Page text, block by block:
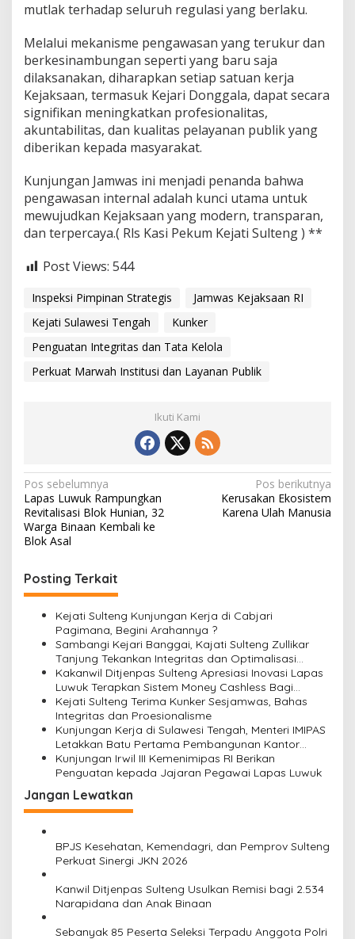
mutlak terhadap seluruh regulasi yang berlaku.
Melalui mekanisme pengawasan yang terukur dan
berkesinambungan seperti yang baru saja
dilaksanakan, diharapkan setiap satuan kerja
Kejaksaan, termasuk Kejari Donggala, dapat secara
signifikan meningkatkan profesionalitas,
akuntabilitas, dan kualitas pelayanan publik yang
diberikan kepada masyarakat.
Kunjungan Jamwas ini menjadi penanda bahwa
pengawasan internal adalah kunci utama untuk
mewujudkan Kejaksaan yang modern, transparan,
dan terpercaya.( Rls Kasi Pekum Kejati Sulteng ) **
Post Views: 544
Inspeksi Pimpinan Strategis
Jamwas Kejaksaan RI
Kejati Sulawesi Tengah
Kunker
Penguatan Integritas dan Tata Kelola
Perkuat Marwah Institusi dan Layanan Publik
Ikuti Kami
Navigasi
pos
Pos sebelumnya
Lapas Luwuk Rampungkan
Revitalisasi Blok Hunian, 32
Warga Binaan Kembali ke
Blok Asal
Pos berikutnya
Kerusakan Ekosistem
Karena Ulah Manusia
Posting Terkait
Kejati Sulteng Kunjungan Kerja di Cabjari
Pagimana, Begini Arahannya ?
Sambangi Kejari Banggai, Kajati Sulteng Zullikar
Tanjung Tekankan Integritas dan Optimalisasi
Kinerja Adhyaksa
Kakanwil Ditjenpas Sulteng Apresiasi Inovasi Lapas
Luwuk Terapkan Sistem Money Cashless Bagi
Warga Binaan
Kejati Sulteng Terima Kunker Sesjamwas, Bahas
Integritas dan Proesionalisme
Kunjungan Kerja di Sulawesi Tengah, Menteri IMIPAS
Letakkan Batu Pertama Pembangunan Kantor
Imigrasi Morowali
Kunjungan Irwil III Kemenimipas RI Berikan
Penguatan kepada Jajaran Pegawai Lapas Luwuk
Jangan Lewatkan
BPJS Kesehatan, Kemendagri, dan Pemprov Sulteng
Perkuat Sinergi JKN 2026
Kanwil Ditjenpas Sulteng Usulkan Remisi bagi 2.534
Narapidana dan Anak Binaan
Sebanyak 85 Peserta Seleksi Terpadu Anggota Polri